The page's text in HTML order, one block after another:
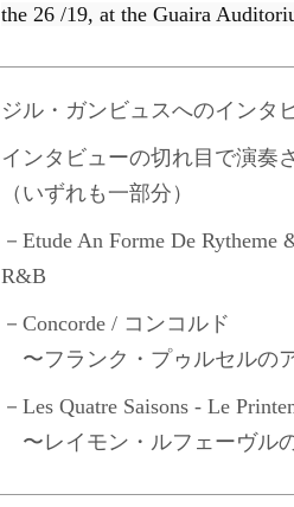
the 26 /19, at the Guaira
ジル・ガンビュスへのインタ
インタビューの切れ目で演奏
（いずれも一部分）
－Etude An Forme De
R&B
－Concorde / コンコルド
〜フランク・プゥルセルの
－Les Quatre Saisons - Le
〜レイモン・ルフェーヴル